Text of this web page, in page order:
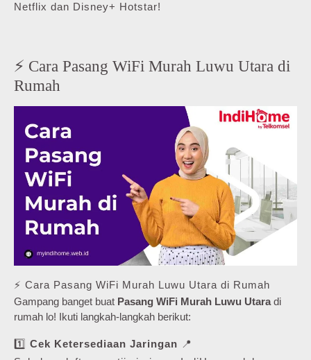
Netflix dan Disney+ Hotstar!
⚡ Cara Pasang WiFi Murah Luwu Utara di
Rumah
⚡ Cara Pasang WiFi Murah Luwu Utara di Rumah
Gampang banget buat Pasang WiFi Murah Luwu Utaradi
rumah lo! Ikuti langkah-langkah berikut:
1️⃣ Cek Ketersediaan Jaringan 📍